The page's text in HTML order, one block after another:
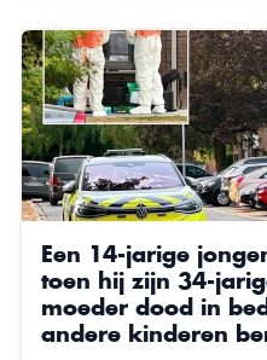
Een 14-jarige
toen hij zijn 34-
moeder dood in
andere kinderen